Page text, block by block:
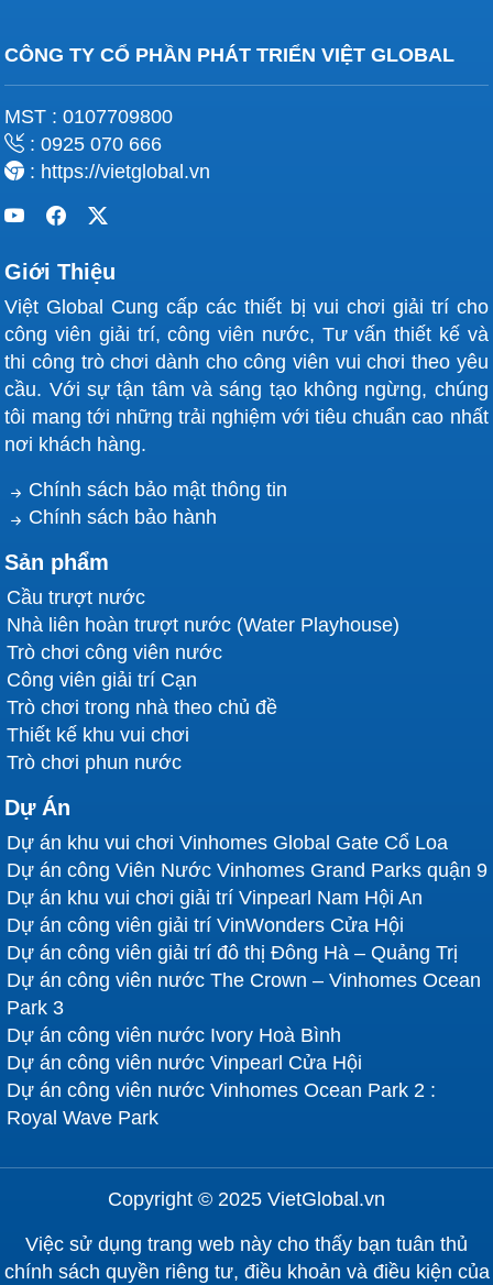
CÔNG TY CỔ PHẦN PHÁT TRIỂN VIỆT GLOBAL
MST : 0107709800
: 0925 070 666
: https://vietglobal.vn
Giới Thiệu
Việt Global Cung cấp các thiết bị vui chơi giải trí cho
công viên giải trí, công viên nước, Tư vấn thiết kế và
thi công trò chơi dành cho công viên vui chơi theo yêu
cầu. Với sự tận tâm và sáng tạo không ngừng, chúng
tôi mang tới những trải nghiệm với tiêu chuẩn cao nhất
nơi khách hàng.
Chính sách bảo mật thông tin
Chính sách bảo hành
Sản phẩm
Cầu trượt nước
Nhà liên hoàn trượt nước (Water Playhouse)
Trò chơi công viên nước
Công viên giải trí Cạn
Trò chơi trong nhà theo chủ đề
Thiết kế khu vui chơi
Trò chơi phun nước
Dự Án
Dự án khu vui chơi Vinhomes Global Gate Cổ Loa
Dự án công Viên Nước Vinhomes Grand Parks quận 9
Dự án khu vui chơi giải trí Vinpearl Nam Hội An
Dự án công viên giải trí VinWonders Cửa Hội
Dự án công viên giải trí đô thị Đông Hà – Quảng Trị
Dự án công viên nước The Crown – Vinhomes Ocean
Park 3
Dự án công viên nước Ivory Hoà Bình
Dự án công viên nước Vinpearl Cửa Hội
Dự án công viên nước Vinhomes Ocean Park 2 :
Royal Wave Park
Copyright © 2025 VietGlobal.vn
Việc sử dụng trang web này cho thấy bạn tuân thủ
chính sách quyền riêng tư, điều khoản và điều kiện của